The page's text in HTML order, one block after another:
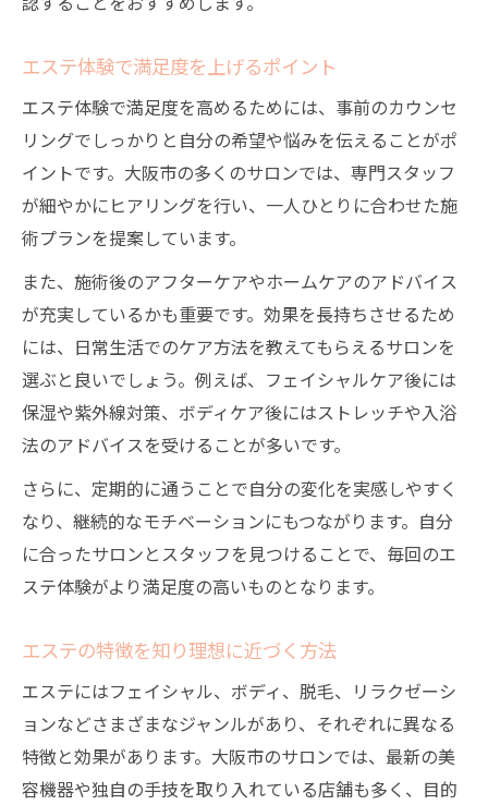
エステ体験で満足度を上げるポイント
エステ体験で満足度を高めるためには、事前のカウンセ
リングでしっかりと自分の希望や悩みを伝えることがポ
イントです。大阪市の多くのサロンでは、専門スタッフ
が細やかにヒアリングを行い、一人ひとりに合わせた施
術プランを提案しています。
また、施術後のアフターケアやホームケアのアドバイス
が充実しているかも重要です。効果を長持ちさせるため
には、日常生活でのケア方法を教えてもらえるサロンを
選ぶと良いでしょう。例えば、フェイシャルケア後には
保湿や紫外線対策、ボディケア後にはストレッチや入浴
法のアドバイスを受けることが多いです。
さらに、定期的に通うことで自分の変化を実感しやすく
なり、継続的なモチベーションにもつながります。自分
に合ったサロンとスタッフを見つけることで、毎回のエ
ステ体験がより満足度の高いものとなります。
エステの特徴を知り理想に近づく方法
エステにはフェイシャル、ボディ、脱毛、リラクゼーシ
ョンなどさまざまなジャンルがあり、それぞれに異なる
特徴と効果があります。大阪市のサロンでは、最新の美
容機器や独自の手技を取り入れている店舗も多く、目的